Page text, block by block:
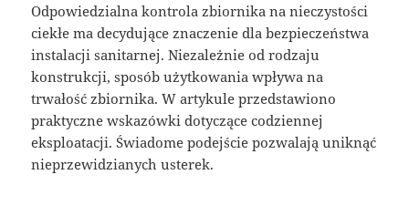
Odpowiedzialna kontrola zbiornika na nieczystości
ciekłe ma decydujące znaczenie dla bezpieczeństwa
instalacji sanitarnej. Niezależnie od rodzaju
konstrukcji, sposób użytkowania wpływa na
trwałość zbiornika. W artykule przedstawiono
praktyczne wskazówki dotyczące codziennej
eksploatacji. Świadome podejście pozwalają uniknąć
nieprzewidzianych usterek.